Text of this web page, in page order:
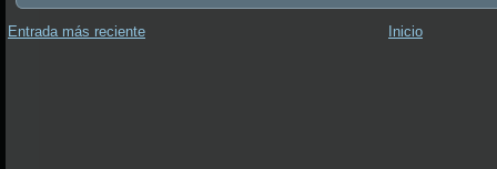
Entrada más reciente Inicio